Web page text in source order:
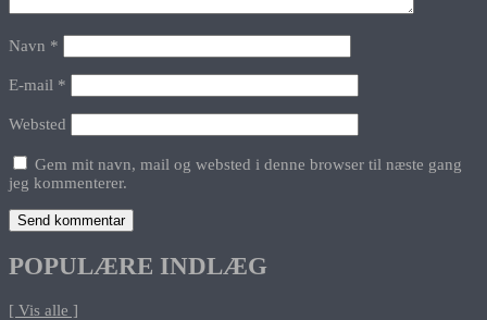
Navn *
E-mail *
Websted
Gem mit navn, mail og websted i denne browser til næste gang
jeg kommenterer.
POPULÆRE INDLÆG
[ Vis alle ]